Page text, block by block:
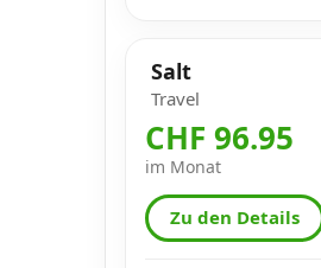
Salt
Travel
CHF 96.95
im Monat
Zu den Details